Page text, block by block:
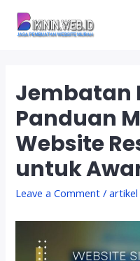
content
Jembatan
Panduan
Website
untuk
Leave a Comment /artikel